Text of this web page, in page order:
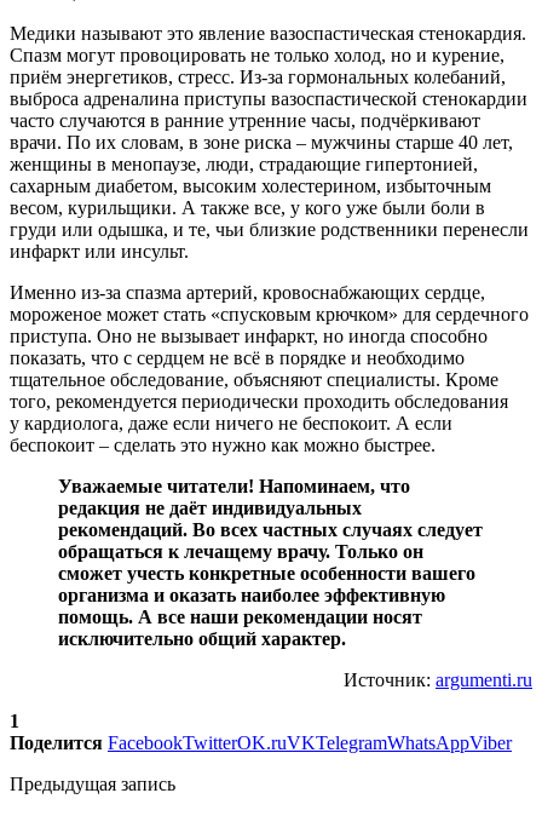
Медики называют это явление вазоспастическая стенокардия.
Спазм могут провоцировать не только холод, но и курение,
приём энергетиков, стресс. Из-за гормональных колебаний,
выброса адреналина приступы вазоспастической стенокардии
часто случаются в ранние утренние часы, подчёркивают
врачи. По их словам, в зоне риска – мужчины старше 40 лет,
женщины в менопаузе, люди, страдающие гипертонией,
сахарным диабетом, высоким холестерином, избыточным
весом, курильщики. А также все, у кого уже были боли в
груди или одышка, и те, чьи близкие родственники перенесли
инфаркт или инсульт.
Именно из-за спазма артерий, кровоснабжающих сердце,
мороженое может стать «спусковым крючком» для сердечного
приступа. Оно не вызывает инфаркт, но иногда способно
показать, что с сердцем не всё в порядке и необходимо
тщательное обследование, объясняют специалисты. Кроме
того, рекомендуется периодически проходить обследования
у кардиолога, даже если ничего не беспокоит. А если
беспокоит – сделать это нужно как можно быстрее.
Уважаемые читатели! Напоминаем, что
редакция не даёт индивидуальных
рекомендаций. Во всех частных случаях следует
обращаться к лечащему врачу. Только он
сможет учесть конкретные особенности вашего
организма и оказать наиболее эффективную
помощь. А все наши рекомендации носят
исключительно общий характер.
Источник: argumenti.ru
1
Поделится FacebookTwitterOK.ruVKTelegramWhatsAppViber
Предыдущая запись